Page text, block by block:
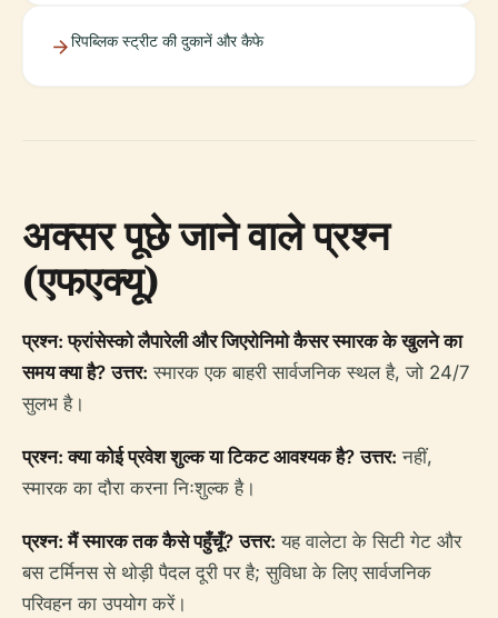
रिपब्लिक स्ट्रीट की दुकानें और कैफे
अक्सर पूछे जाने वाले प्रश्न
(एफएक्यू)
प्रश्न: फ्रांसेस्को लैपारेली और जिएरोनिमो कैसर स्मारक के खुलने का
समय क्या है? उत्तर: स्मारक एक बाहरी सार्वजनिक स्थल है, जो 24/7
सुलभ है।
प्रश्न: क्या कोई प्रवेश शुल्क या टिकट आवश्यक है? उत्तर: नहीं,
स्मारक का दौरा करना निःशुल्क है।
प्रश्न: मैं स्मारक तक कैसे पहुँचूँ? उत्तर: यह वालेटा के सिटी गेट और
बस टर्मिनस से थोड़ी पैदल दूरी पर है; सुविधा के लिए सार्वजनिक
परिवहन का उपयोग करें।